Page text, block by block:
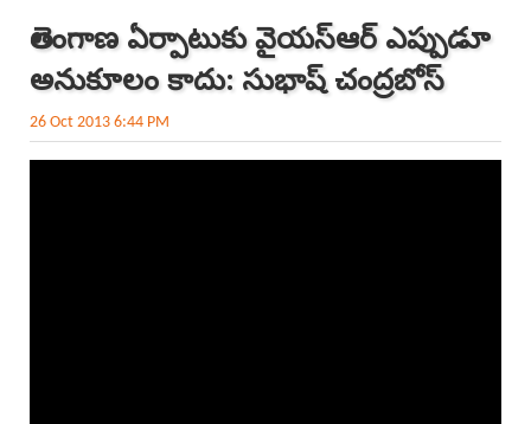
తెలంగాణ ఏర్పాటుకు వైయస్ఆర్ ఎప్పుడూ
అనుకూలం కాదు: సుభాష్ చంద్రబోస్
26 Oct 2013 6:44 PM